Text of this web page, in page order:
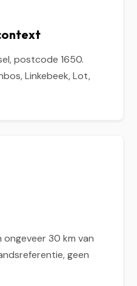
postcode 1650.
Linkebeek, Lot,
30 km van
geen